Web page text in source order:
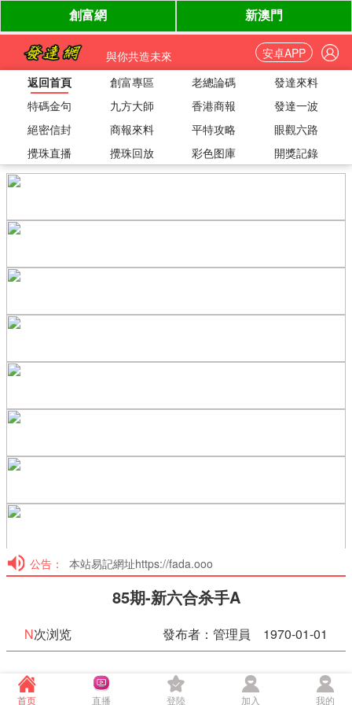
與你共造未來
安卓APP
返回首頁
創富專區 老總論碼
發達來料
特碼金句
九方大師 香港商報
發達一波
絕密信封
商報來料 平特攻略
眼觀六路
攪珠直播
攪珠回放 彩色图庫 開獎記錄
公告： 本站易記網址https://fada.ooo
85期-新六合杀手A
N次浏览 發布者：管理員 1970-01-01
85期-新六合杀手A
首页 直播 登陸 加入 我的